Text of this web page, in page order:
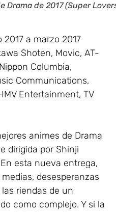
Drama de 2017 (Super
2017 a marzo 2017
Shoten, Movic, AT-
Columbia,
Communications,
Entertainment, TV
animes de Drama
dirigida por Shinji
esta nueva entrega,
desesperanzas
riendas de un
como complejo. Y si la